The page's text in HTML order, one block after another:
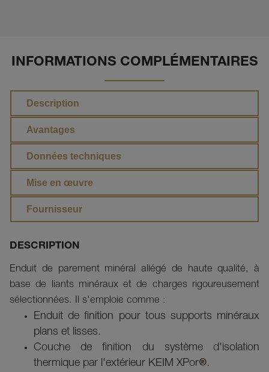
INFORMATIONS COMPLÉMENTAIRES
Description
Avantages
Données techniques
Mise en œuvre
Fournisseur
DESCRIPTION
Enduit de parement minéral allégé de haute qualité, à
base de liants minéraux et de charges rigoureusement
sélectionnées. Il s'emploie comme :
Enduit de finition pour tous supports minéraux
plans et lisses.
Couche de finition du système d'isolation
thermique par l'extérieur KEIM XPor®.